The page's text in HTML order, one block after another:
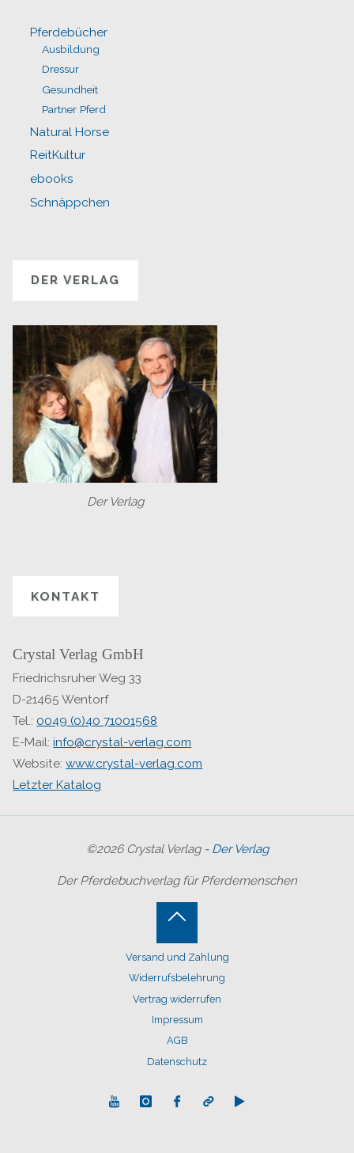
Pferdebücher
Ausbildung
Dressur
Gesundheit
Partner Pferd
Natural Horse
ReitKultur
ebooks
Schnäppchen
DER VERLAG
Der Verlag
KONTAKT
Crystal Verlag GmbH
Friedrichsruher Weg 33
D-21465 Wentorf
Tel.: 0049 (0)40 71001568
E-Mail:info@crystal-verlag.com
Website:www.crystal-verlag.com
Letzter Katalog
©2026 Crystal Verlag - Der Verlag
Der Pferdebuchverlag für Pferdemenschen
Versand und Zahlung
Widerrufsbelehrung
Vertrag widerrufen
Impressum
AGB
Datenschutz
Back
to
Top